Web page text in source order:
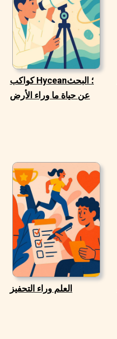
كواكب Hycean؛ البحث
عن حياة ما وراء الأرض
العلم وراء التحفيز